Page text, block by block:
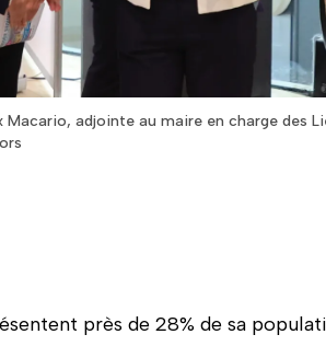
adjointe au maire en charge des
près de 28% de sa